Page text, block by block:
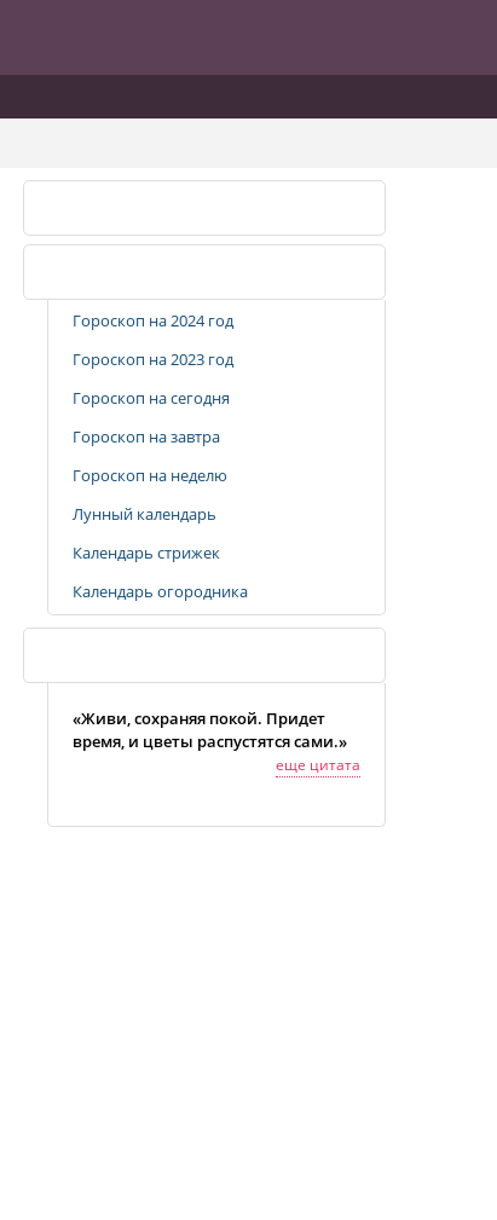
Гороскоп на 2024 год
Гороскоп на 2023 год
Гороскоп на сегодня
Гороскоп на завтра
Гороскоп на неделю
Лунный календарь
Календарь стрижек
Календарь огородника
«Живи, сохраняя покой. Придет
время, и цветы распустятся сами.»
еще цитата